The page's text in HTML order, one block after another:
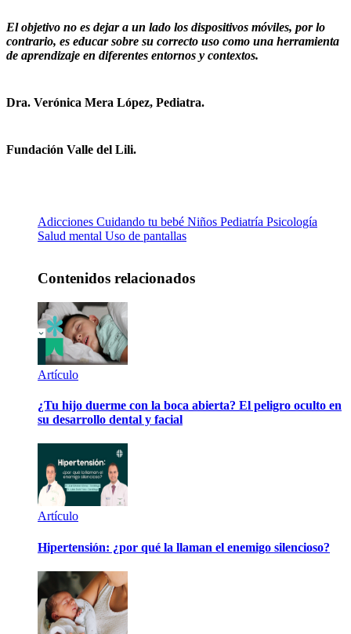
El objetivo no es dejar a un lado los dispositivos móviles, por lo
contrario, es educar sobre su correcto uso como una herramienta
de aprendizaje en diferentes entornos y contextos.
Dra. Verónica Mera López, Pediatra.
Fundación Valle del Lili.
Adicciones Cuidando tu bebé Niños Pediatría Psicología
Salud mental Uso de pantallas
Contenidos relacionados
Artículo
¿Tu hijo duerme con la boca abierta? El peligro oculto en
su desarrollo dental y facial
Artículo
Hipertensión: ¿por qué la llaman el enemigo silencioso?